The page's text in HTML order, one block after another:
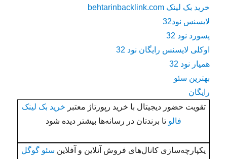
خرید بک لینک behtarinbacklink.com
لایسنس نود32
پسورد نود 32
اوکلی لایسنس رایگان نود 32
همیار نود 32
بهترین سئو
رایگان
تقویت حضور دیجیتال با خرید رپورتاژ معتبر خرید بک لینک
فالو تا برندتان در رسانه‌ها بیشتر دیده شود
یکپارچه‌سازی کانال‌های فروش آنلاین و آفلاین سئو گوگل